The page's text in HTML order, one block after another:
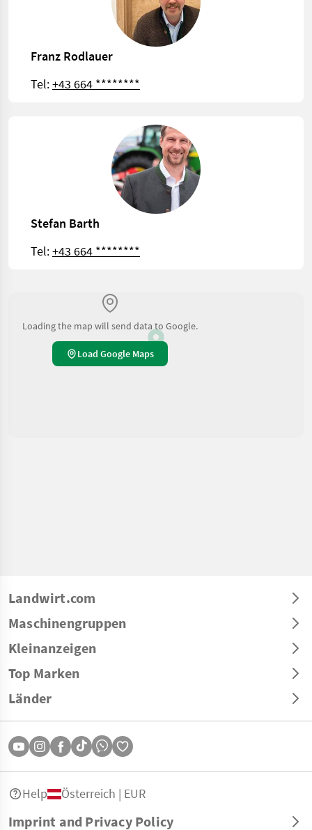
Franz Rodlauer
Tel:+43 664 ********
Stefan Barth
Tel:+43 664 ********
Loading the map will send data to Google.
Load Google Maps
Landwirt.com
Maschinengruppen
Kleinanzeigen
Top Marken
Länder
Imprint and Privacy Policy
Help Österreich | EUR